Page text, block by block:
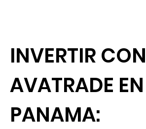
INVERTIR CON
AVATRADE EN
PANAMA: